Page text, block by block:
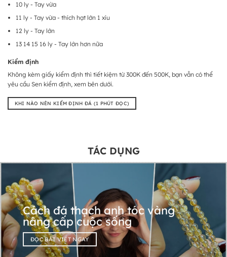
10 ly - Tay vừa
11 ly - Tay vừa - thích hạt lớn 1 xíu
12 ly - Tay lớn
13 14 15 16 ly - Tay lớn hơn nữa
Kiểm định
Không kèm giấy kiểm định thì tiết kiệm từ 300K đến 500K, bạn vẫn có thể
yêu cầu Sen kiểm định, xem bên dưới.
KHI NÀO NÊN KIỂM ĐỊNH ĐÁ (1 PHÚT ĐỌC)
TÁC DỤNG
Cách đá thạch anh tóc vàng
nâng cấp cuộc sống
ĐỌC BÀI VIẾT NGAY